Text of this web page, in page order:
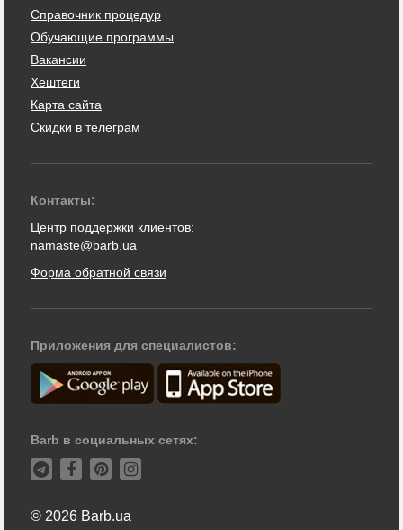
Справочник процедур
Обучающие программы
Вакансии
Хештеги
Карта сайта
Скидки в телеграм
Контакты:
Центр поддержки клиентов:
namaste@barb.ua
Форма обратной связи
Приложения для специалистов:
Barb в социальных сетях:
© 2026 Barb.ua